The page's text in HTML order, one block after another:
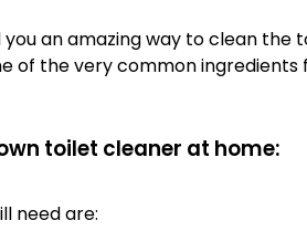
you an amazing way to clean
of the very common
toilet cleaner at home:
need are: